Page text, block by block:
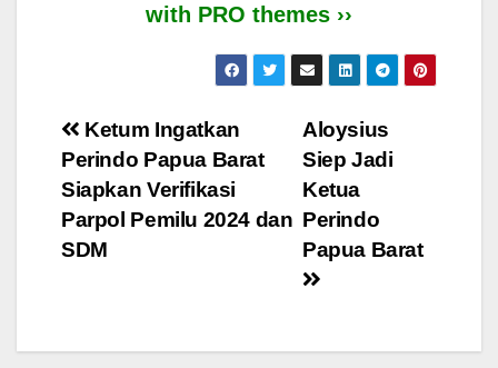
with PRO themes ››
Post
navigation
Aloysius
Siep Jadi
Ketua
Perindo
Papua Barat
Ketum Ingatkan
Perindo Papua Barat
Siapkan Verifikasi
Parpol Pemilu 2024 dan
SDM